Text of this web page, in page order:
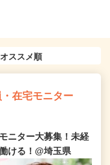
在宅モニター
ニター大募集！未経
ける！@埼玉県